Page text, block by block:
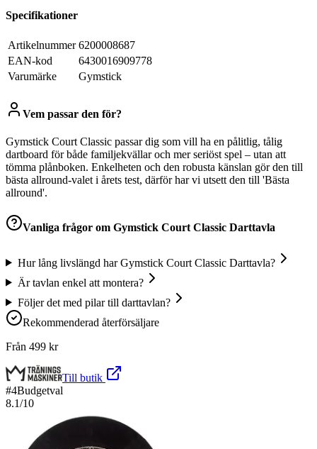
Specifikationer
Artikelnummer 6200008687
EAN-kod
6430016909778
Varumärke
Gymstick
Vem passar den för?
Gymstick Court Classic passar dig som vill ha en pålitlig, tålig
dartboard för både familjekvällar och mer seriöst spel – utan att
tömma plånboken. Enkelheten och den robusta känslan gör den till
bästa allround-valet i årets test, därför har vi utsett den till 'Bästa
allround'.
Vanliga frågor om Gymstick Court Classic Darttavla
Hur lång livslängd har Gymstick Court Classic Darttavla?
Är tavlan enkel att montera?
Följer det med pilar till darttavlan?
Rekommenderad återförsäljare
Från 499 kr
Till butik
#4Budgetval
8.1/10